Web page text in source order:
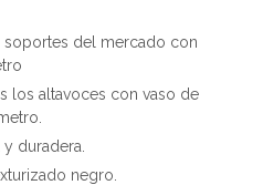
soportes del mercado con
los altavoces con vaso de
duradera.
negro.